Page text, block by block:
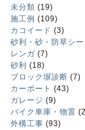
未分類 (19)
施工例 (109)
カコイード (3)
砂利・砂・防草シー
レンガ (7)
砂利
(18)
ブロック塀診断 (7)
カーポート
(43)
ガレージ (9)
バイク車庫・物置
外構工事 (93)